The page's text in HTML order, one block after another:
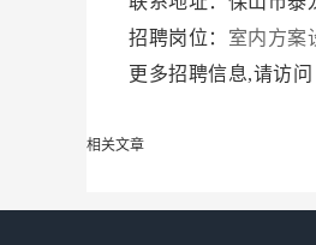
招聘岗位： 室内方案
更多招聘信息,请访问
相关文章